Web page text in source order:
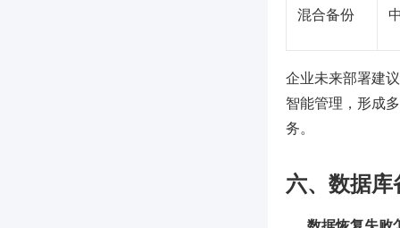
混合备份
企业未来部署建
智能管理，形成
务。
六、数据